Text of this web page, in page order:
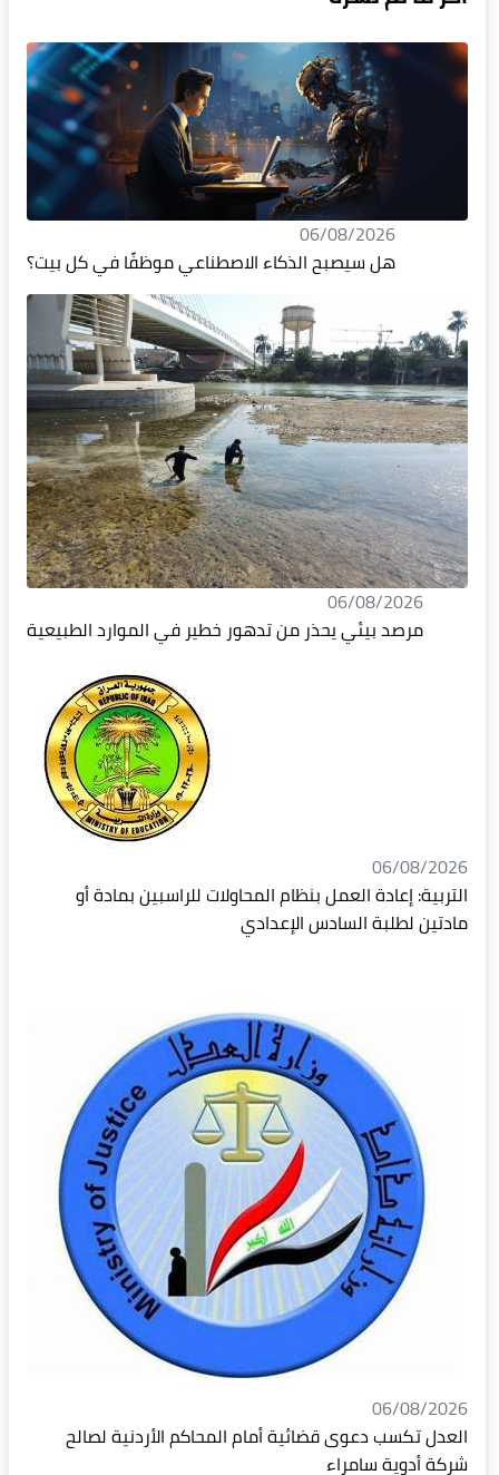
06/08/2026
هل سيصبح الذكاء الاصطناعي موظفًا في كل بيت؟
06/08/2026
مرصد بيئي يحذر من تدهور خطير في الموارد الطبيعية
06/08/2026
التربية: إعادة العمل بنظام المحاولات للراسبين بمادة أو
مادتين لطلبة السادس الإعدادي
06/08/2026
العدل تكسب دعوى قضائية أمام المحاكم الأردنية لصالح
شركة أدوية سامراء